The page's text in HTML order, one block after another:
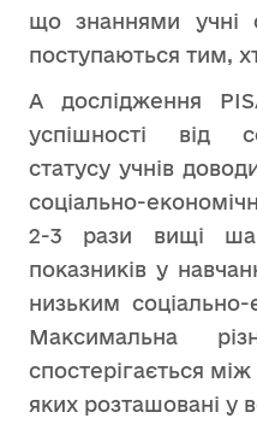
що знаннями учні
поступаються тим,
А дослідження
успішності від
статусу учнів
соціально-
2-3 рази вищі
показників у
низьким
Максимальна
спостерігається
яких розташовані у